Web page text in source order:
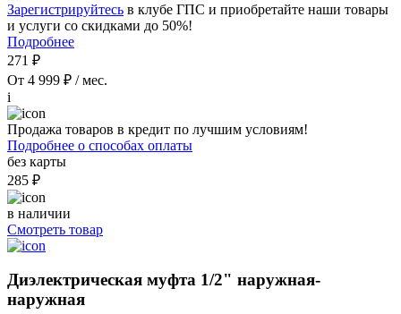
Зарегистрируйтесь в клубе ГПС и приобретайте наши товары
и услуги со скидками до 50%!
Подробнее
271 ₽
От 4 999 ₽ / мес.
i
Продажа товаров в кредит по лучшим условиям!
Подробнее о способах оплаты
без карты
285 ₽
в наличии
Смотреть товар
Диэлектрическая муфта 1/2" наружная-
наружная